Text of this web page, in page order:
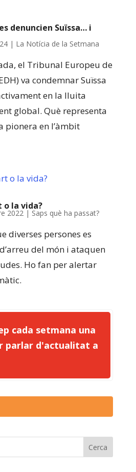
denuncien Suïssa… i
| La Notícia de la Setmana
el Tribunal Europeu de
va condemnar Suïssa
en la lluita
global. Què representa
pionera en l’àmbit
o la vida?
2022| Saps què ha passat?
diverses persones es
del món i ataquen
Ho fan per alertar
cada setmana una
parlar d'actualitat a